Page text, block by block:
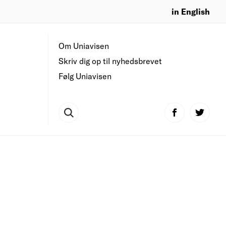
in English
Om Uniavisen
Skriv dig op til nyhedsbrevet
Følg Uniavisen